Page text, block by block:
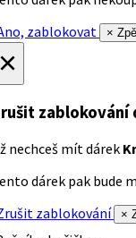
zablokovat
×
zablokování
nechceš mít dárek
dárek pak bude
zablokování
×